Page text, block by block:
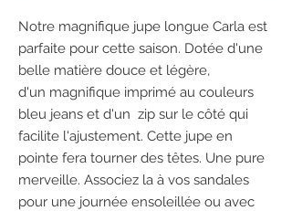
Notre magnifique jupe longue Carla est
parfaite pour cette saison. Dotée d'une
belle matière douce et légère,
d'un magnifique imprimé au couleurs
bleu jeans et d'un zip sur le côté qui
facilite l'ajustement. Cette jupe en
pointe fera tourner des têtes. Une pure
merveille. Associez la à vos sandales
pour une journée ensoleillée ou avec